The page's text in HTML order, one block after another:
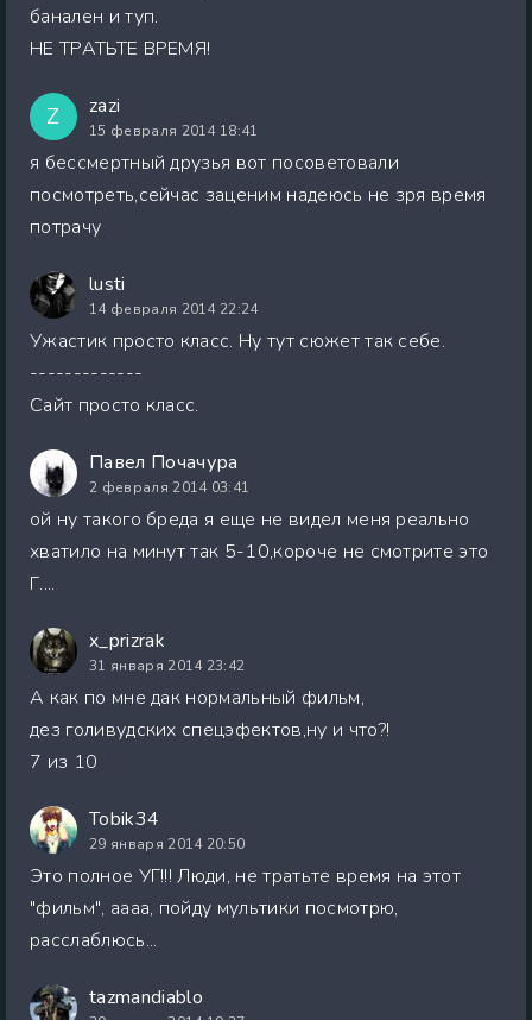
банален и туп.
НЕ ТРАТЬТЕ ВРЕМЯ!
Z zazi
15 февраля 2014 18:41
я бессмертный друзья вот посоветовали
посмотреть,сейчас заценим надеюсь не зря время
потрачу
lusti
14 февраля 2014 22:24
Ужастик просто класс. Ну тут сюжет так себе.
-------------
Сайт просто класс.
Павел Почачура
2 февраля 2014 03:41
ой ну такого бреда я еще не видел меня реально
хватило на минут так 5-10,короче не смотрите это
Г....
x_prizrak
31 января 2014 23:42
А как по мне дак нормальный фильм,
дез голивудских спецэфектов,ну и что?!
7 из 10
Tobik34
29 января 2014 20:50
Это полное УГ!!! Люди, не тратьте время на этот
"фильм", аааа, пойду мультики посмотрю,
расслаблюсь...
tazmandiablo